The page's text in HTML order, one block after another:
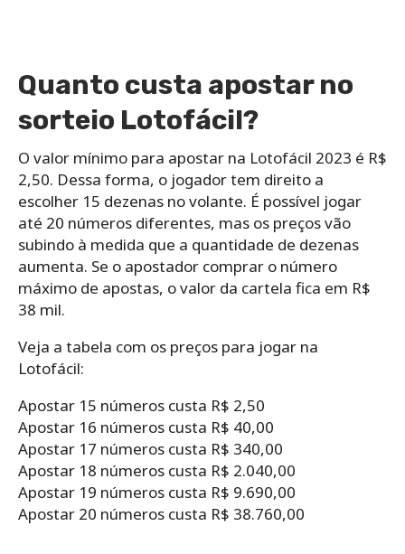
Quanto custa apostar no
sorteio Lotofácil?
O valor mínimo para apostar na Lotofácil 2023 é R$
2,50. Dessa forma, o jogador tem direito a
escolher 15 dezenas no volante. É possível jogar
até 20 números diferentes, mas os preços vão
subindo à medida que a quantidade de dezenas
aumenta. Se o apostador comprar o número
máximo de apostas, o valor da cartela fica em R$
38 mil.
Veja a tabela com os preços para jogar na
Lotofácil:
Apostar 15 números custa R$ 2,50
Apostar 16 números custa R$ 40,00
Apostar 17 números custa R$ 340,00
Apostar 18 números custa R$ 2.040,00
Apostar 19 números custa R$ 9.690,00
Apostar 20 números custa R$ 38.760,00​